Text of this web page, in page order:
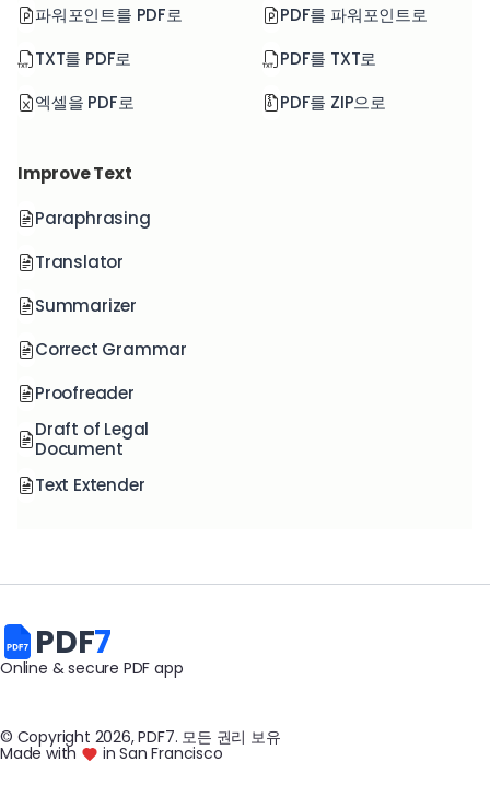
파워포인트를 PDF로
TXT를 PDF로
엑셀을 PDF로
PDF를 파워포인트로
PDF를 TXT로
PDF를 ZIP으로
Improve Text
Paraphrasing
Translator
Summarizer
Correct Grammar
Proofreader
Draft of Legal
Document
Text Extender
PDF7
Online & secure PDF app
© Copyright 2026, PDF7. 모든 권리 보유
Made with in San Francisco